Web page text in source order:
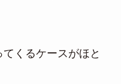
くるケースがほと